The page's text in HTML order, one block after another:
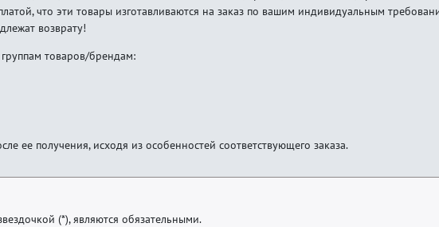
что эти товары изготавливаются на заказ по вашим индивидуальным
возврату!
товаров/брендам:
ее получения, исходя из особенностей соответствующего заказа.
(*), являются обязательными.